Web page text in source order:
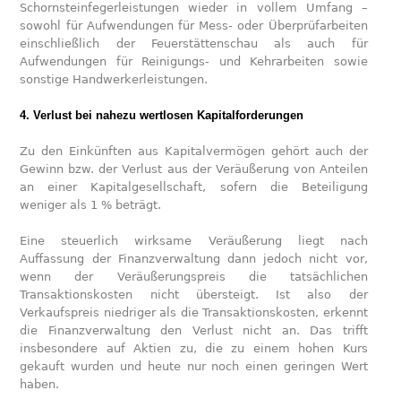
Schornsteinfegerleistungen wieder in vollem Umfang –
sowohl für Aufwendungen für Mess- oder Überprüfarbeiten
einschließlich der Feuerstättenschau als auch für
Aufwendungen für Reinigungs- und Kehrarbeiten sowie
sonstige Handwerkerleistungen.
4. Verlust bei nahezu wertlosen Kapitalforderungen
Zu den Einkünften aus Kapitalvermögen gehört auch der
Gewinn bzw. der Verlust aus der Veräußerung von Anteilen
an einer Kapitalgesellschaft, sofern die Beteiligung
weniger als 1 % beträgt.
Eine steuerlich wirksame Veräußerung liegt nach
Auffassung der Finanzverwaltung dann jedoch nicht vor,
wenn der Veräußerungspreis die tatsächlichen
Transaktionskosten nicht übersteigt. Ist also der
Verkaufspreis niedriger als die Transaktionskosten, erkennt
die Finanzverwaltung den Verlust nicht an. Das trifft
insbesondere auf Aktien zu, die zu einem hohen Kurs
gekauft wurden und heute nur noch einen geringen Wert
haben.